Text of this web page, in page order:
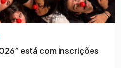
está com inscrições